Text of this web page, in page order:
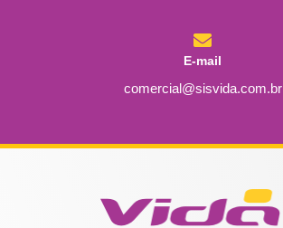
E-mail
comercial@sisvida.com.br